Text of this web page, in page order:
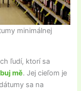
minimálnej
ľudí, ktorí sa
mě. Jej cieľom je
sa na